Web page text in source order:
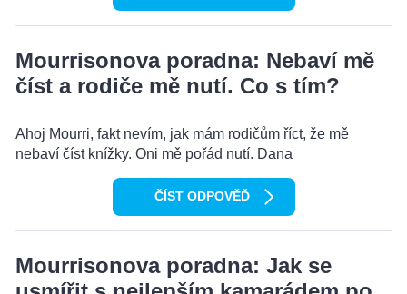
Mourrisonova poradna: Nebaví mě
číst a rodiče mě nutí. Co s tím?
Ahoj Mourri, fakt nevím, jak mám rodičům říct, že mě
nebaví číst knížky. Oni mě pořád nutí. Dana
ČÍST ODPOVĚĎ
Mourrisonova poradna: Jak se